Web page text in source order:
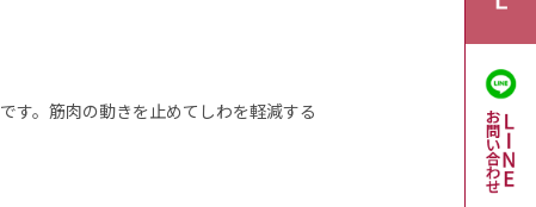
す。筋肉の動きを止めてしわを軽減する